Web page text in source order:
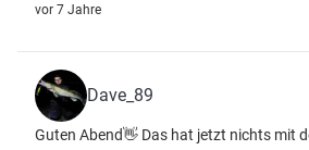
vor 7 Jahre
Dave_89
Guten Abend👋 Das hat jetzt nichts mit